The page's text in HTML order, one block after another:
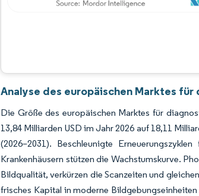
Analyse des europäischen Marktes
Die Größe des europäischen Marktes für
13,84 Milliarden USD im Jahr 2026 auf 18,11
(2026–2031). Beschleunigte
Krankenhäusern stützen die Wachstumskurve.
Bildqualität, verkürzen die Scanzeiten und
frisches Kapital in moderne